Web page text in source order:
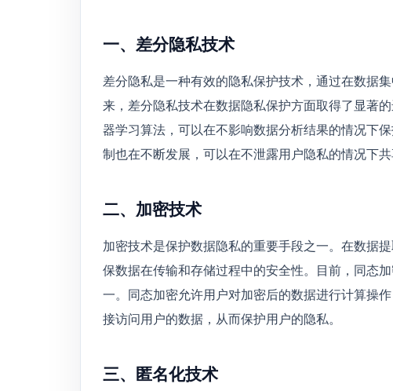
一、差分隐私技术
差分隐私是一种有效的隐私保护技术，通过在数据
来，差分隐私技术在数据隐私保护方面取得了显著
器学习算法，可以在不影响数据分析结果的情况下
制也在不断发展，可以在不泄露用户隐私的情况下共
二、加密技术
加密技术是保护数据隐私的重要手段之一。在数据
保数据在传输和存储过程中的安全性。目前，同态
一。同态加密允许用户对加密后的数据进行计算操
接访问用户的数据，从而保护用户的隐私。
三、匿名化技术